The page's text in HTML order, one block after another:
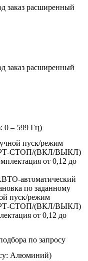
заказ расширенный
заказ расширенный
0 – 599 Гц)
пуск/режим
СТОП/(ВКЛ/ВЫКЛ)
от 0,12 до
автоматический
по заданному
пуск/режим
СТОП/(ВКЛ/ВЫКЛ)
от 0,12 до
по запросу
Алюминий)